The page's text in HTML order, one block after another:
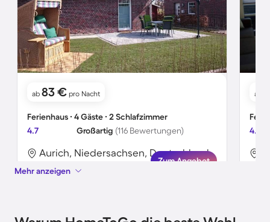
ab 83 € pro Nacht
Ferienhaus ∙ 4 Gäste ∙ 2 Schlafzimmer
4.7
Großartig (116 Bewertungen)
Aurich, Niedersachsen, Deutschland
Zum Angebot
ab
4.8
Mehr anzeigen